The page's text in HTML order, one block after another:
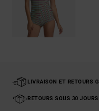
LIVRAISON ET RETOURS
RETOURS SOUS 30 JOURS